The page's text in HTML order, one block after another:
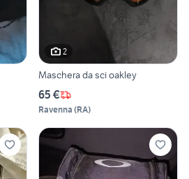
2
Maschera da sci oakley
65 €
Ravenna (RA)